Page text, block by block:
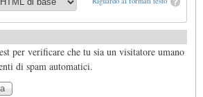
per verificare che tu sia un visitatore umano
di spam automatici.